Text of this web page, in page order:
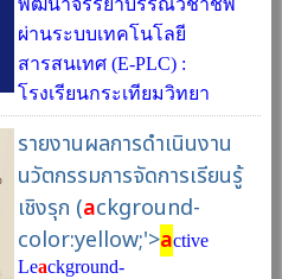
พัฒนาจรรยาบรรณวิชาชีพ
ผ่านระบบเทคโนโลยี
สารสนเทศ (E-PLC) :
โรงเรียนกระเทียมวิทยา
รายงานผลการดำเนินงาน
นวัตกรรมการจัดการเรียนรู้
เชิงรุก (ackground-
color:yellow;'>active
Leackground-